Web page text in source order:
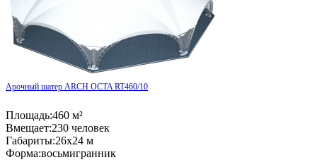
Арочный шатер ARCH OCTA RT460/10
Площадь:460 м²
Вмещает:230 человек
Габариты:26x24 м
Форма:восьмигранник